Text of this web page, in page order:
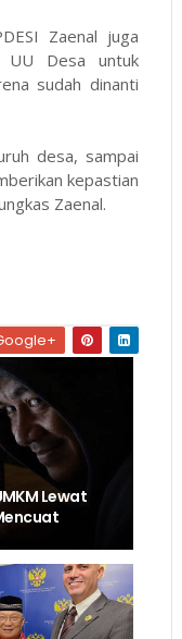
Zaenal juga
UU Desa untuk
sudah dinanti
desa, sampai
kepastian
Zaenal.
Lewat